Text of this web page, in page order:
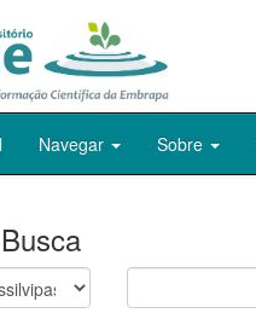
Navegar Sobre